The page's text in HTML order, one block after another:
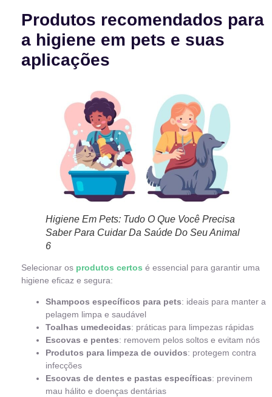
Produtos recomendados para
a higiene em pets e suas
aplicações
Higiene Em Pets: Tudo O Que Você Precisa
Saber Para Cuidar Da Saúde Do Seu Animal
6
Selecionar os produtos certos é essencial para garantir uma
higiene eficaz e segura:
Shampoos específicos para pets: ideais para manter a
pelagem limpa e saudável
Toalhas umedecidas: práticas para limpezas rápidas
Escovas e pentes: removem pelos soltos e evitam nós
Produtos para limpeza de ouvidos: protegem contra
infecções
Escovas de dentes e pastas específicas: previnem
mau hálito e doenças dentárias